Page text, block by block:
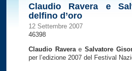
Claudio Ravera e
delfino d’oro
12 Settembre 2007
46398
Claudio Raverae Salvatore
per l’edizione 2007 del Festival